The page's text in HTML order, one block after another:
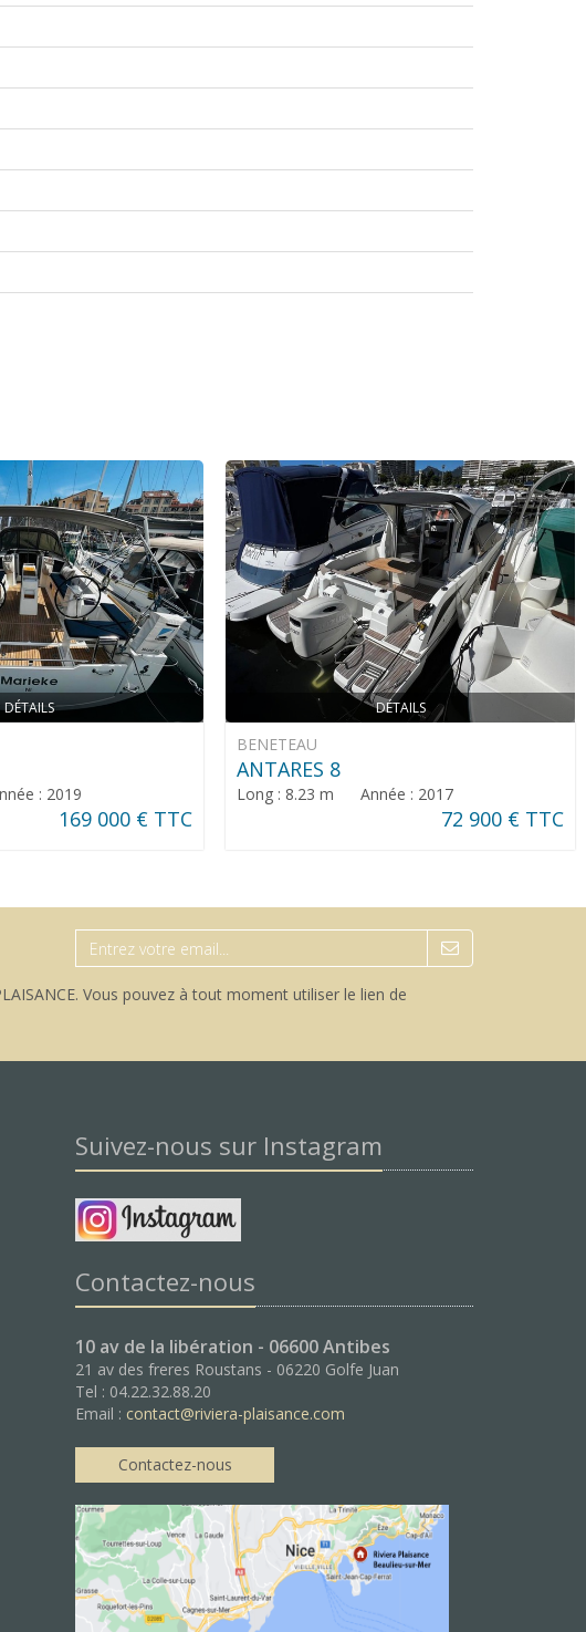
DÉTAILS
: 2019
169 000 € TTC
DÉTAILS
BENETEAU
ANTARES 8
Long : 8.23 m Année : 2017
72 900 € TTC
Vous pouvez à tout moment utiliser le lien de
Suivez-nous sur Instagram
Contactez-nous
10 av de la libération - 06600 Antibes
21 av des freres Roustans - 06220 Golfe Juan
Tel : 04.22.32.88.20
Email : contact@riviera-plaisance.com
Contactez-nous